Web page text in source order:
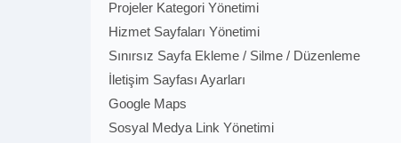
Projeler Kategori Yönetimi
Hizmet Sayfaları Yönetimi
Sınırsız Sayfa Ekleme / Silme / Düzenleme
İletişim Sayfası Ayarları
Google Maps
Sosyal Medya Link Yönetimi